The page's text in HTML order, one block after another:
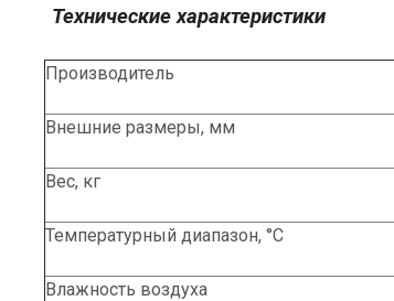
Технические характеристики
Производитель
Внешние размеры, мм
Вес, кг
Температурный диапазон, °C
Влажность воздуха